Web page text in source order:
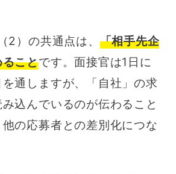
2）の共通点は、 「相手先企
ことです。面接官は1日に
通しますが、「自社」の求
込んでいるのが伝わること
の応募者との差別化につな